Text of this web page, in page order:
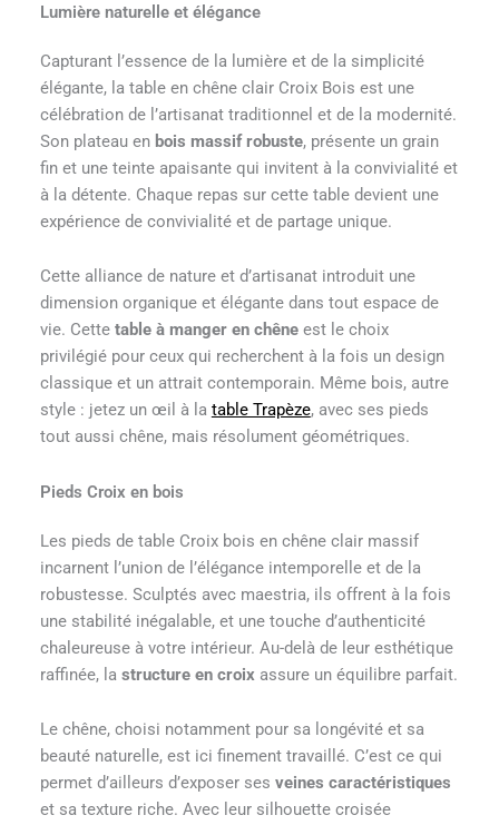
Lumière naturelle et élégance
Capturant l’essence de la lumière et de la simplicité
élégante, la table en chêne clair Croix Bois est une
célébration de l’artisanat traditionnel et de la modernité.
Son plateau en bois massif robuste, présente un grain
fin et une teinte apaisante qui invitent à la convivialité et
à la détente. Chaque repas sur cette table devient une
expérience de convivialité et de partage unique.
Cette alliance de nature et d’artisanat introduit une
dimension organique et élégante dans tout espace de
vie. Cette table à manger en chêneest le choix
privilégié pour ceux qui recherchent à la fois un design
classique et un attrait contemporain. Même bois, autre
style : jetez un œil à la table Trapèze, avec ses pieds
tout aussi chêne, mais résolument géométriques.
Pieds Croix en bois
Les pieds de table Croix bois en chêne clair massif
incarnent l’union de l’élégance intemporelle et de la
robustesse. Sculptés avec maestria, ils offrent à la fois
une stabilité inégalable, et une touche d’authenticité
chaleureuse à votre intérieur. Au-delà de leur esthétique
raffinée, la structure en croixassure un équilibre parfait.
Le chêne, choisi notamment pour sa longévité et sa
beauté naturelle, est ici finement travaillé. C’est ce qui
permet d’ailleurs d’exposer ses veines caractéristiques
et sa texture riche. Avec leur silhouette croisée